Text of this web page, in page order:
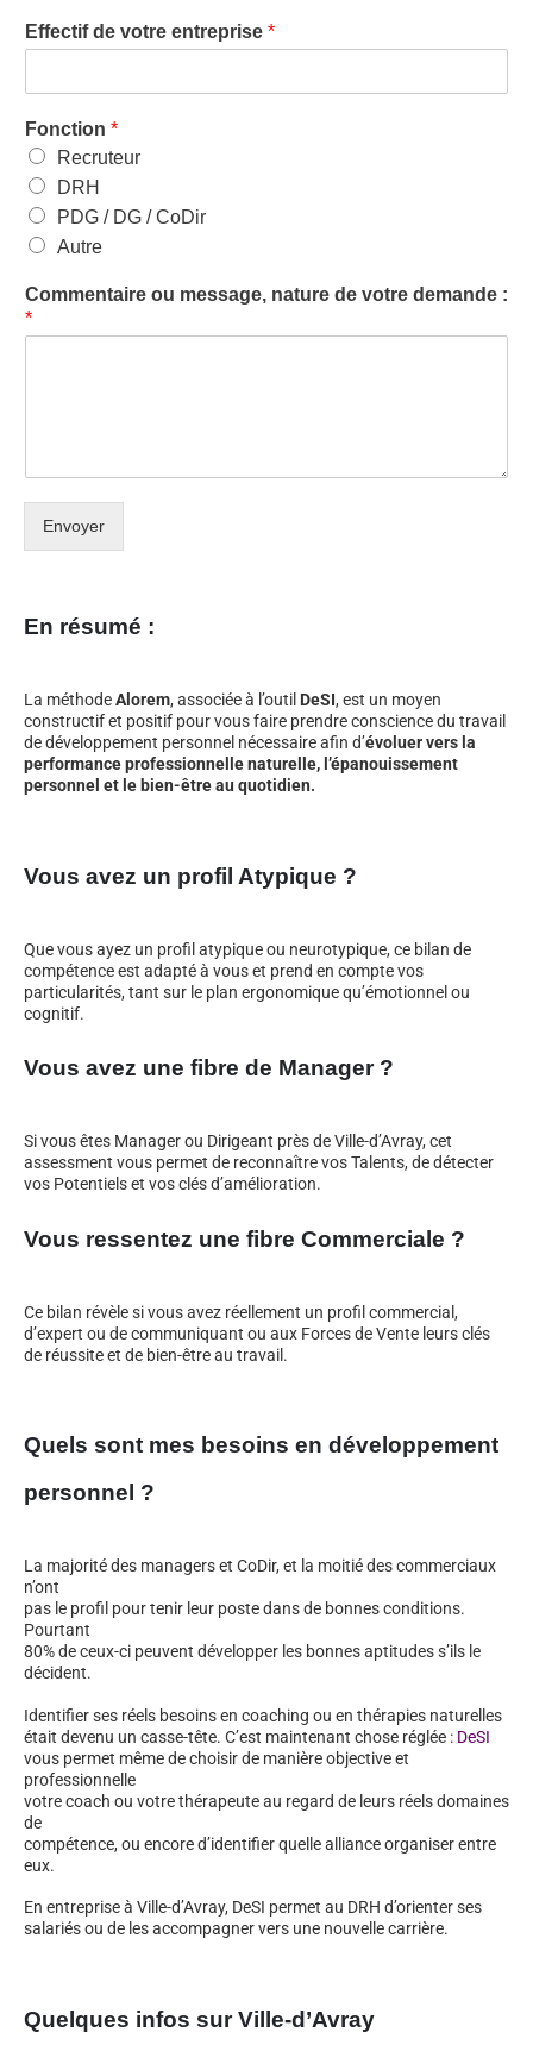
Effectif de votre entreprise *
Fonction *
Recruteur
DRH
PDG / DG / CoDir
Autre
Commentaire ou message, nature de votre demande :
*
Envoyer
En résumé :
La méthodeAlorem, associée à l’outil DeSI, est un moyen
constructif et positif pour vous faire prendre conscience du travail
de développement personnel nécessaire afin d’évoluer vers la
performance professionnelle naturelle, l’épanouissement
personnel et le bien-être au quotidien.
Vous avez un profil Atypique ?
Que vous ayez un profil atypique ou neurotypique, ce bilan de
compétence est adapté à vous et prend en compte vos
particularités, tant sur le plan ergonomique qu’émotionnel ou
cognitif.
Vous avez une fibre de Manager ?
Si vous êtes Manager ou Dirigeant près de Ville-d’Avray, cet
assessment vous permet de reconnaître vos Talents, de détecter
vos Potentiels et vos clés d’amélioration.
Vous ressentez une fibre Commerciale ?
Ce bilan révèle si vous avez réellement un profil commercial,
d’expert ou de communiquant ou aux Forces de Vente leurs clés
de réussite et de bien-être au travail.
Quels sont mes besoins en développement
personnel ?
La majorité des managers et CoDir, et la moitié des commerciaux
n’ont
pas le profil pour tenir leur poste dans de bonnes conditions.
Pourtant
80% de ceux-ci peuvent développer les bonnes aptitudes s’ils le
décident.
Identifier ses réels besoins en coaching ou en thérapies naturelles
était devenu un casse-tête. C’est maintenant chose réglée : DeSI
vous permet même de choisir de manière objective et
professionnelle
votre coach ou votre thérapeute au regard de leurs réels domaines
de
compétence, ou encore d’identifier quelle alliance organiser entre
eux.
En entreprise à Ville-d’Avray, DeSI permet au DRH d’orienter ses
salariés ou de les accompagner vers une nouvelle carrière.
Quelques infos sur Ville-d’Avray